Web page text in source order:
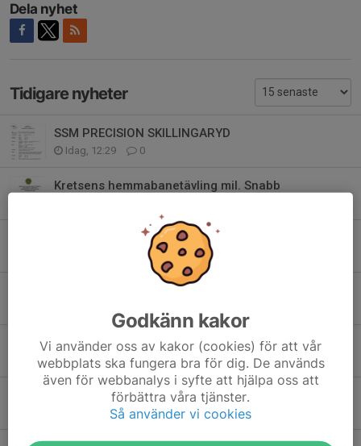
Dela nyhet
Tidigare nyheter
SSM PRECISION SKILLINGARYD
Idag, 12:29 0
Kretsens hemmabanetävling mil. Snabb
Kretsens Hemmabanetävling prec
0
HEMORTEN! Rikstävlingen militär snabbmatch 2026
Prec lörd 25/7. Mil.snabb sönd.26/7.
2 jul, 12:25 0
Hässleholm bjuder in till Prec.
28 maj, 14:43 0
Godkänn kakor
Vi använder oss av kakor (cookies) för att vår
webbplats ska fungera bra för dig. De används
även för webbanalys i syfte att hjälpa oss att
förbättra våra tjänster.
Så använder vi cookies